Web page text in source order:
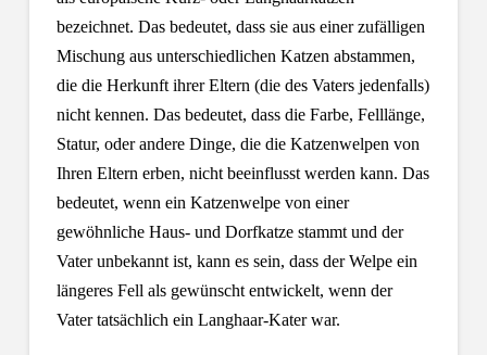
bezeichnet. Das bedeutet, dass sie aus einer zufälligen
Mischung aus unterschiedlichen Katzen abstammen,
die die Herkunft ihrer Eltern (die des Vaters jedenfalls)
nicht kennen. Das bedeutet, dass die Farbe, Felllänge,
Statur, oder andere Dinge, die die Katzenwelpen von
Ihren Eltern erben, nicht beeinflusst werden kann. Das
bedeutet, wenn ein Katzenwelpe von einer
gewöhnliche Haus- und Dorfkatze stammt und der
Vater unbekannt ist, kann es sein, dass der Welpe ein
längeres Fell als gewünscht entwickelt, wenn der
Vater tatsächlich ein Langhaar-Kater war.